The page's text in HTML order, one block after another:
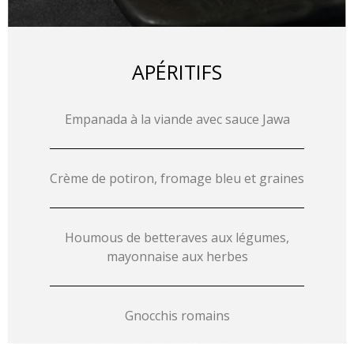
APÉRITIFS
Empanada à la viande avec sauce Jawa
Crème de potiron, fromage bleu et graines
Houmous de betteraves aux légumes,
mayonnaise aux herbes
Gnocchis romains